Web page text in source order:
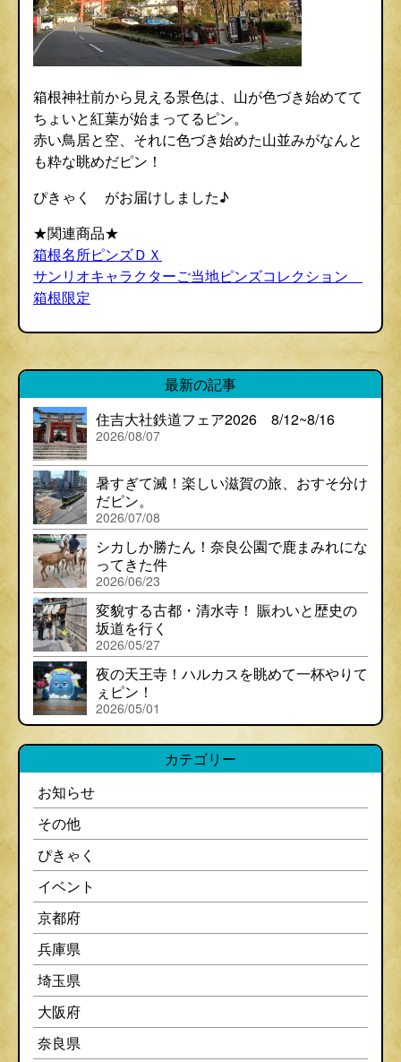
箱根神社前から見える景色は、山が色づき始めてて
ちょいと紅葉が始まってるピン。
赤い鳥居と空、それに色づき始めた山並みがなんと
も粋な眺めだピン！
ぴきゃく がお届けしました♪
★関連商品★
箱根名所ピンズＤＸ
サンリオキャラクターご当地ピンズコレクション
箱根限定
最新の記事
住吉大社鉄道フェア2026 8/12~8/16
2026/08/07
暑すぎて滅！楽しい滋賀の旅、おすそ分け
だピン。
2026/07/08
シカしか勝たん！奈良公園で鹿まみれにな
ってきた件
2026/06/23
変貌する古都・清水寺！ 賑わいと歴史の
坂道を行く
2026/05/27
夜の天王寺！ハルカスを眺めて一杯やりて
ぇピン！
2026/05/01
カテゴリー
お知らせ
その他
ぴきゃく
イベント
京都府
兵庫県
埼玉県
大阪府
奈良県